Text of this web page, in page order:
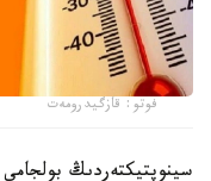
فوتو: قازگيدرومەت
سينوپتيكتەردىڭ